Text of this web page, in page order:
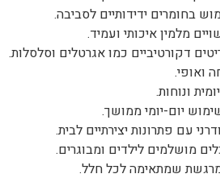
מלמין איכותי ועמיד.
ואופי.
יום-יומי ממושך.
עם פתרונות יצירתיים לבית.